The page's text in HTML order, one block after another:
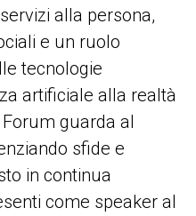
alla persona,
e un ruolo
tecnologie
artificiale alla realtà
guarda al
sfide e
in continua
come speaker al